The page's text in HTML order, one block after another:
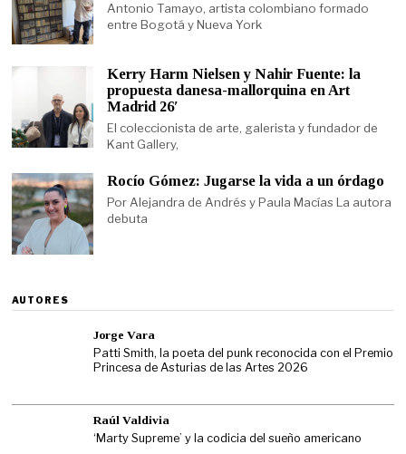
Antonio Tamayo, artista colombiano formado
entre Bogotá y Nueva York
Kerry Harm Nielsen y Nahir Fuente: la
propuesta danesa-mallorquina en Art
Madrid 26′
El coleccionista de arte, galerista y fundador de
Kant Gallery,
Rocío Gómez: Jugarse la vida a un órdago
Por Alejandra de Andrés y Paula Macías La autora
debuta
AUTORES
Jorge Vara
Patti Smith, la poeta del punk reconocida con el Premio
Princesa de Asturias de las Artes 2026
Raúl Valdivia
‘Marty Supreme’ y la codicia del sueño americano